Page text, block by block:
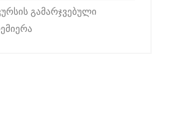
გამარჯვებული